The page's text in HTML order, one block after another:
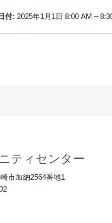
日付: 2025年1月1日 8:00 AM –
ティセンター
市加納2564番地1